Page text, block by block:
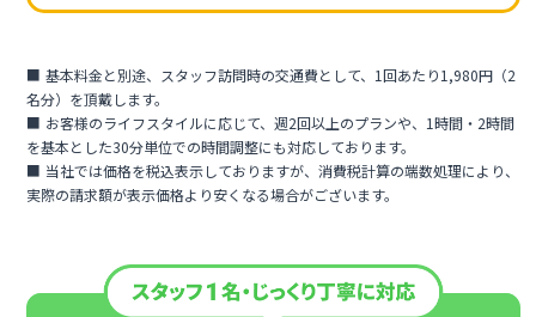
基本料金と別途、スタッフ訪問時の交通費として、1回あたり1,980円（2
名分）を頂戴します。
お客様のライフスタイルに応じて、週2回以上のプランや、1時間・2時間
を基本とした30分単位での時間調整にも対応しております。
当社では価格を税込表示しておりますが、消費税計算の端数処理により、
実際の請求額が表示価格より安くなる場合がございます。